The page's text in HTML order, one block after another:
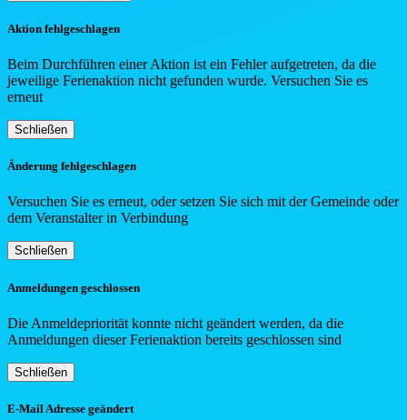
Aktion fehlgeschlagen
Beim Durchführen einer Aktion ist ein Fehler aufgetreten, da die
jeweilige Ferienaktion nicht gefunden wurde. Versuchen Sie es
erneut
Schließen
Änderung fehlgeschlagen
Versuchen Sie es erneut, oder setzen Sie sich mit der Gemeinde oder
dem Veranstalter in Verbindung
Schließen
Anmeldungen geschlossen
Die Anmeldepriorität konnte nicht geändert werden, da die
Anmeldungen dieser Ferienaktion bereits geschlossen sind
Schließen
E-Mail Adresse geändert